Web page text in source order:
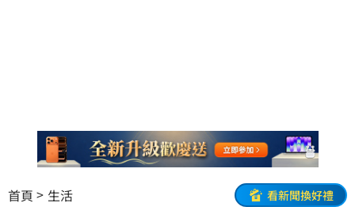
首頁 生活 看新聞換好禮